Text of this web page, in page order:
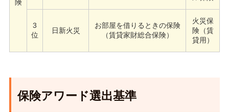
険
3
位
日新火災
お部屋を借りるときの保険
（賃貸家財総合保険）
火災保
険（賃
貸用）
保険アワード選出基準